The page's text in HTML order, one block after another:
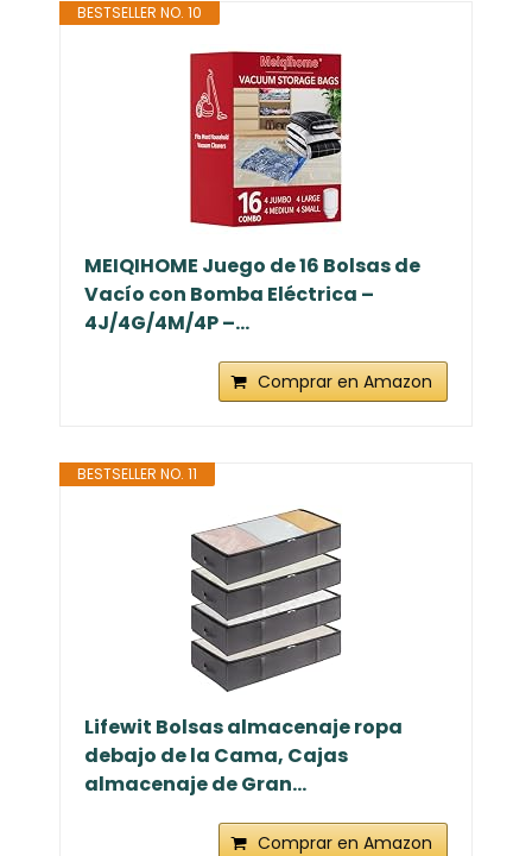
BESTSELLER NO. 10
MEIQIHOME Juego de 16 Bolsas de
Vacío con Bomba Eléctrica –
4J/4G/4M/4P –...
Comprar en Amazon
BESTSELLER NO. 11
Lifewit Bolsas almacenaje ropa
debajo de la Cama, Cajas
almacenaje de Gran...
Comprar en Amazon